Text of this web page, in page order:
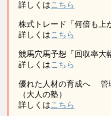
詳しくはこちら
株式トレード「何倍も上
詳しくはこちら
競馬穴馬予想「回収率大
詳しくはこちら
優れた人材の育成へ 管
（大人の塾）
詳しくはこちら